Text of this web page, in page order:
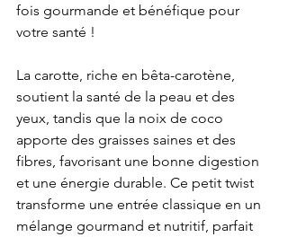
fois gourmande et bénéfique pour
votre santé !
La carotte, riche en bêta-carotène,
soutient la santé de la peau et des
yeux, tandis que la noix de coco
apporte des graisses saines et des
fibres, favorisant une bonne digestion
et une énergie durable. Ce petit twist
transforme une entrée classique en un
mélange gourmand et nutritif, parfait